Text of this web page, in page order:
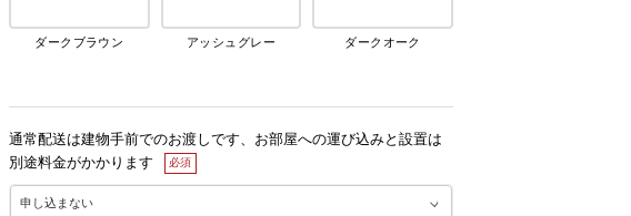
ダークブラウン アッシュグレー ダークオーク
通常配送は建物手前でのお渡しです、お部屋への運び込みと設置は
別途料金がかかります